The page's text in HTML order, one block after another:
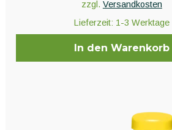
zzgl. Versandkosten
Lieferzeit: 1-3 Werktage
In den Warenkorb